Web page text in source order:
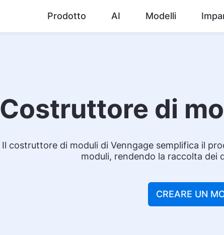
Prodotto AI Modelli
Costruttore di
Il costruttore di moduli di Venngage semplifica il
moduli, rendendo la raccolta dei
CREARE UN